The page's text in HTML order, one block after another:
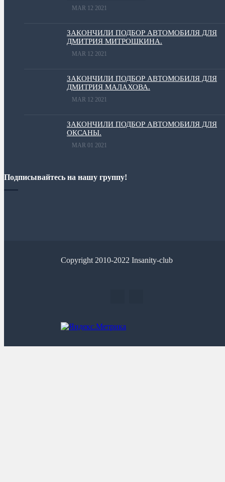
MAR 12 2021
ЗАКОНЧИЛИ ПОДБОР АВТОМОБИЛЯ ДЛЯ
ДМИТРИЯ МИТРОШКИНА.
MAR 12 2021
ЗАКОНЧИЛИ ПОДБОР АВТОМОБИЛЯ ДЛЯ
ДМИТРИЯ МАЛАХОВА.
MAR 12 2021
ЗАКОНЧИЛИ ПОДБОР АВТОМОБИЛЯ ДЛЯ
ОКСАНЫ.
MAR 01 2021
Подписывайтесь на нашу группу!
Copyright 2010-2022 Insanity-club